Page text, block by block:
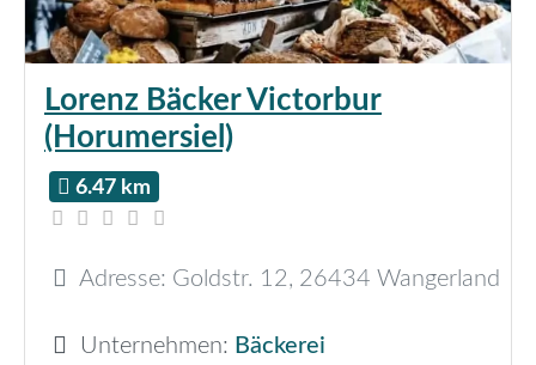
Lorenz Bäcker Victorbur
(Horumersiel)
6.47 km
Adresse: Goldstr. 12, 26434 Wangerland
Unternehmen: Bäckerei